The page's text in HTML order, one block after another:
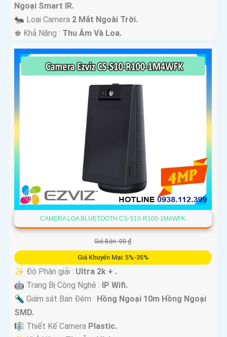
Ngoại Smart IR.
🐜 Loại Camera 2 Mắt Ngoài Trời.
️♚ Khả Năng : Thu Âm Và Loa.
CAMERA LOA BLUETOOTH CS-S10-R100-1M4WFK
Giá Bán: 00 ₫
Giá Khuyến Mại: 5%-35%
✨ Độ Phân giải : Ultra 2k + .
🤖️ Trang Bị Công Nghệ : IP Wifi.
🔦 Giám sát Ban Đêm : Hồng Ngoại 10m Hồng Ngoại
SMD.
🎼️ Thiết Kế Camera Plastic.